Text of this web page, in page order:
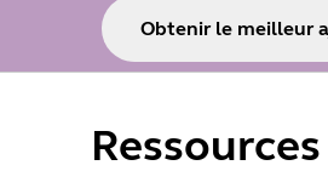
Obtenir le meilleur